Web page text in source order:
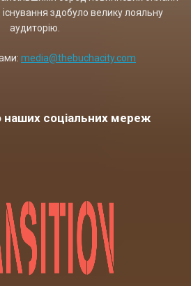
здобуло велику лояльну
аудиторію.
media@thebuchacity.com
соціальних мереж